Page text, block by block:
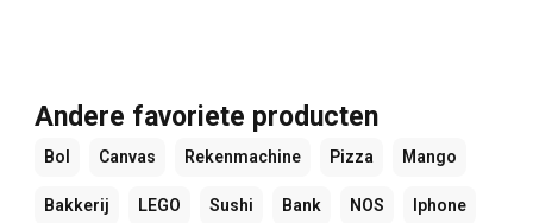
Andere favoriete producten
Bol Canvas Rekenmachine Pizza Mango
Bakkerij LEGO Sushi Bank NOS Iphone